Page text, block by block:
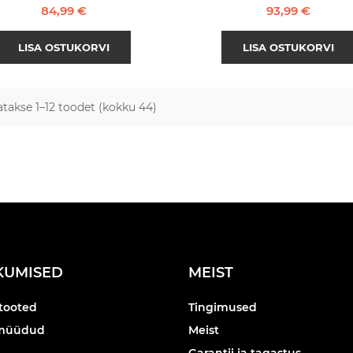
Hind
84,99 €
LISA OSTUKORVI
Hind
93,99 €
LISA OSTUKORVI
1–12 toodet (kokku 44)
MEIST
Tingimused
Meist